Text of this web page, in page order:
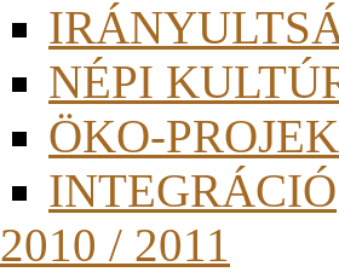
NÉPI
ÖKO-
INTEGRÁCIÓ
2010 / 2011